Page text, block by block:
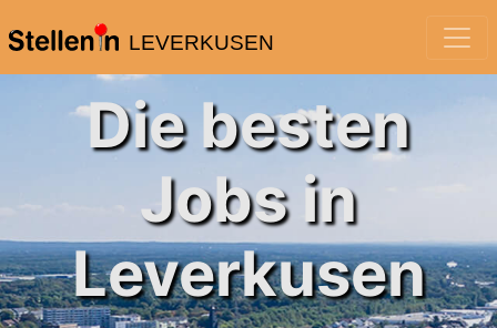
LEVERKUSEN
Die besten
Jobs in
Leverkusen